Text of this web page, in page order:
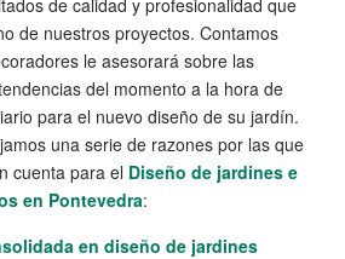
de nuestros proyectos. Contamos
le asesorará sobre las
del momento a la hora de
para el nuevo diseño de su jardín.
una serie de razones por las que
cuenta para el Diseño de jardines e
en Pontevedra:
en diseño de jardines